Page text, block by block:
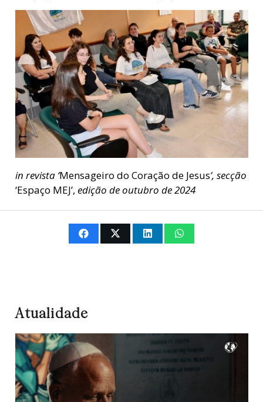
in revista ‘Mensageiro do Coração de Jesus’, secção
‘Espaço MEJ’, edição de outubro de 2024
Atualidade